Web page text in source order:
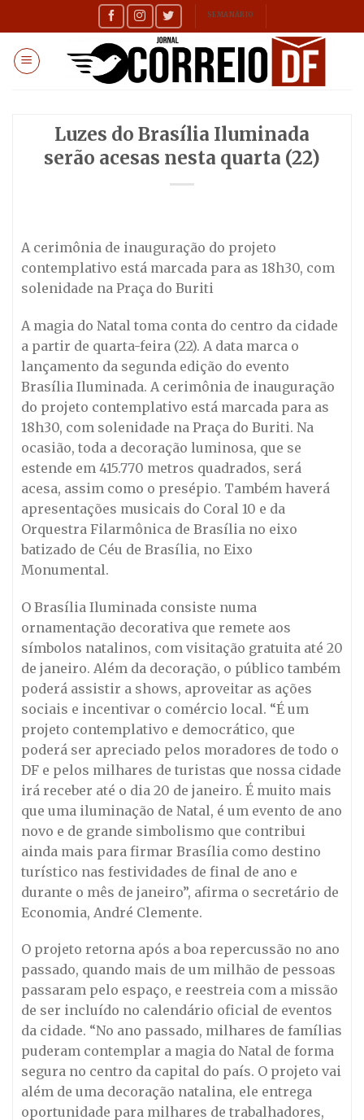
to
content
SEMANÁRIO
Luzes do Brasília Iluminada
serão acesas nesta quarta (22)
A cerimônia de inauguração do projeto
contemplativo está marcada para as 18h30, com
solenidade na Praça do Buriti
A magia do Natal toma conta do centro da cidade
a partir de quarta-feira (22). A data marca o
lançamento da segunda edição do evento
Brasília Iluminada. A cerimônia de inauguração
do projeto contemplativo está marcada para as
18h30, com solenidade na Praça do Buriti. Na
ocasião, toda a decoração luminosa, que se
estende em 415.770 metros quadrados, será
acesa, assim como o presépio. Também haverá
apresentações musicais do Coral 10 e da
Orquestra Filarmônica de Brasília no eixo
batizado de Céu de Brasília, no Eixo
Monumental.
O Brasília Iluminada consiste numa
ornamentação decorativa que remete aos
símbolos natalinos, com visitação gratuita até 20
de janeiro. Além da decoração, o público também
poderá assistir a shows, aproveitar as ações
sociais e incentivar o comércio local. “É um
projeto contemplativo e democrático, que
poderá ser apreciado pelos moradores de todo o
DF e pelos milhares de turistas que nossa cidade
irá receber até o dia 20 de janeiro. É muito mais
que uma iluminação de Natal, é um evento de ano
novo e de grande simbolismo que contribui
ainda mais para firmar Brasília como destino
turístico nas festividades de final de ano e
durante o mês de janeiro”, afirma o secretário de
Economia, André Clemente.
O projeto retorna após a boa repercussão no ano
passado, quando mais de um milhão de pessoas
passaram pelo espaço, e reestreia com a missão
de ser incluído no calendário oficial de eventos
da cidade. “No ano passado, milhares de famílias
puderam contemplar a magia do Natal de forma
segura no centro da capital do país. O projeto vai
além de uma decoração natalina, ele entrega
oportunidade para milhares de trabalhadores,